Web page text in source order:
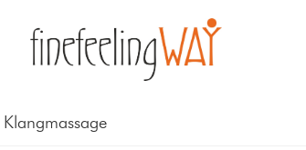
Klangmassage